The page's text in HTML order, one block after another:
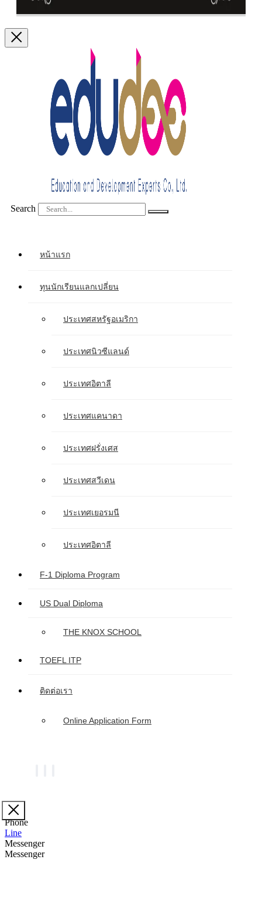
Search
หน้าแรก
ทุนนักเรียนแลกเปลี่ยน
ประเทศสหรัฐอเมริกา
ประเทศนิวซีแลนด์
ประเทศอิตาลี
ประเทศแคนาดา
ประเทศฝรั่งเศส
ประเทศสวีเดน
ประเทศเยอรมนี
ประเทศอิตาลี
F-1 Diploma Program
US Dual Diploma
THE KNOX SCHOOL
TOEFL ITP
ติดต่อเรา
Online Application Form
Phone
Line
Messenger
Messenger